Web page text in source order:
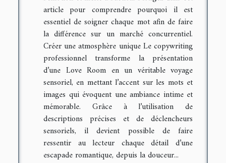
article pour comprendre pourquoi il est
essentiel de soigner chaque mot afin de faire
la différence sur un marché concurrentiel.
Créer une atmosphère unique Le copywriting
professionnel transforme la présentation
d’une Love Room en un véritable voyage
sensoriel, en mettant l’accent sur les mots et
images qui évoquent une ambiance intime et
mémorable. Grâce à l’utilisation de
descriptions précises et de déclencheurs
sensoriels, il devient possible de faire
ressentir au lecteur chaque détail d’une
escapade romantique, depuis la douceur...